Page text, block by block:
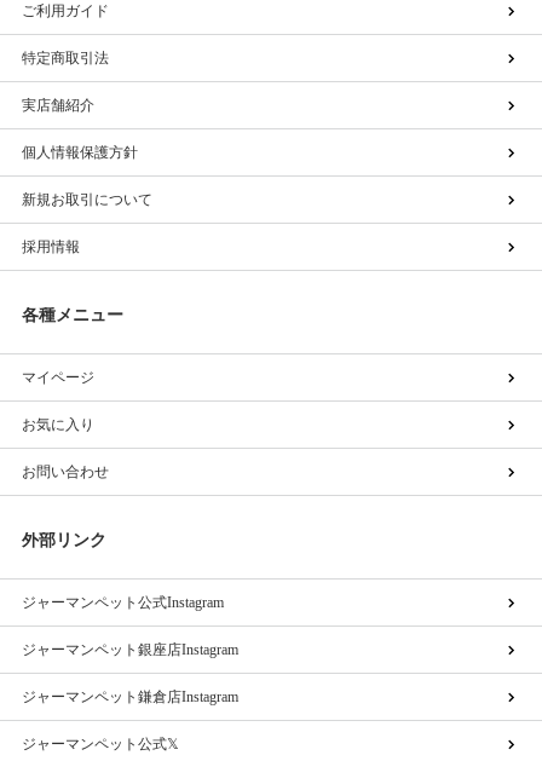
ご利用ガイド
特定商取引法
実店舗紹介
個人情報保護方針
新規お取引について
採用情報
各種メニュー
マイページ
お気に入り
お問い合わせ
外部リンク
ジャーマンペット公式Instagram
ジャーマンペット銀座店Instagram
ジャーマンペット鎌倉店Instagram
ジャーマンペット公式𝕏